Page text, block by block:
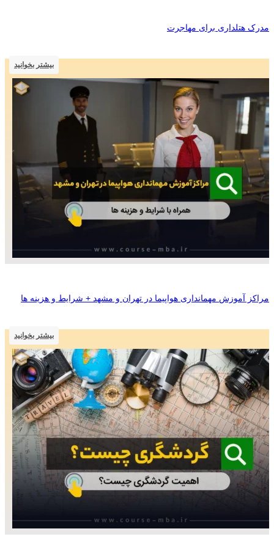
مدرک هتلداری برای مهاجرت
بیشتر بخوانید
مراکز آموزش مهمانداری هواپیما در تهران و مشهد + شرایط و هزینه ها
بیشتر بخوانید